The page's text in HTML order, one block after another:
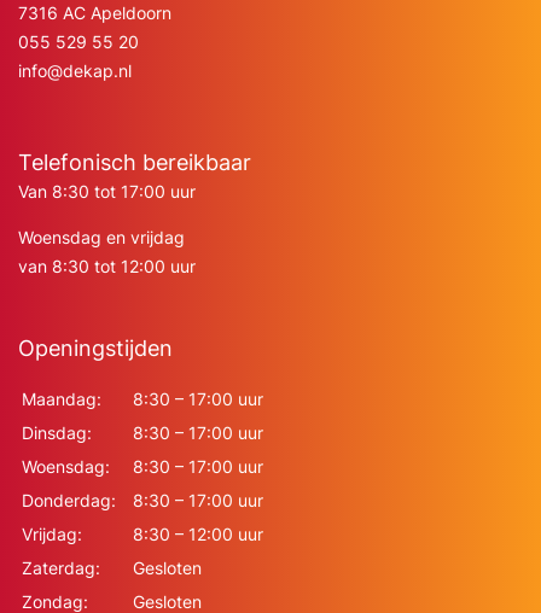
7316 AC Apeldoorn
055 529 55 20
info@dekap.nl
Telefonisch bereikbaar
Van 8:30 tot 17:00 uur
Woensdag en vrijdag
van 8:30 tot 12:00 uur
Openingstijden
Maandag:
8:30 – 17:00 uur
Dinsdag:
8:30 – 17:00 uur
Woensdag:
8:30 – 17:00 uur
Donderdag:
8:30 – 17:00 uur
Vrijdag:
8:30 – 12:00 uur
Zaterdag:
Gesloten
Zondag:
Gesloten